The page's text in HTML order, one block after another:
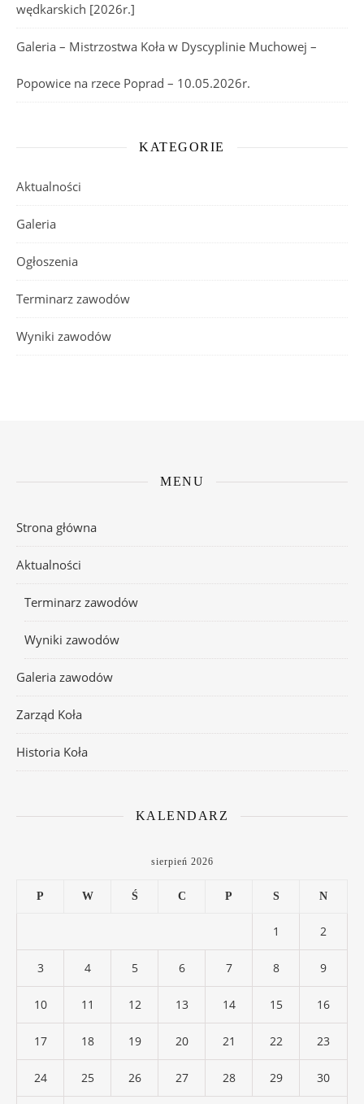
wędkarskich [2026r.]
Galeria – Mistrzostwa Koła w Dyscyplinie Muchowej –
Popowice na rzece Poprad – 10.05.2026r.
KATEGORIE
Aktualności
Galeria
Ogłoszenia
Terminarz zawodów
Wyniki zawodów
MENU
Strona główna
Aktualności
Terminarz zawodów
Wyniki zawodów
Galeria zawodów
Zarząd Koła
Historia Koła
KALENDARZ
sierpień 2026
P W Ś C P S N
1 2
3 4 5 6 7 8 9
10 11 12 13 14 15 16
17 18 19 20 21 22 23
24 25 26 27 28 29 30